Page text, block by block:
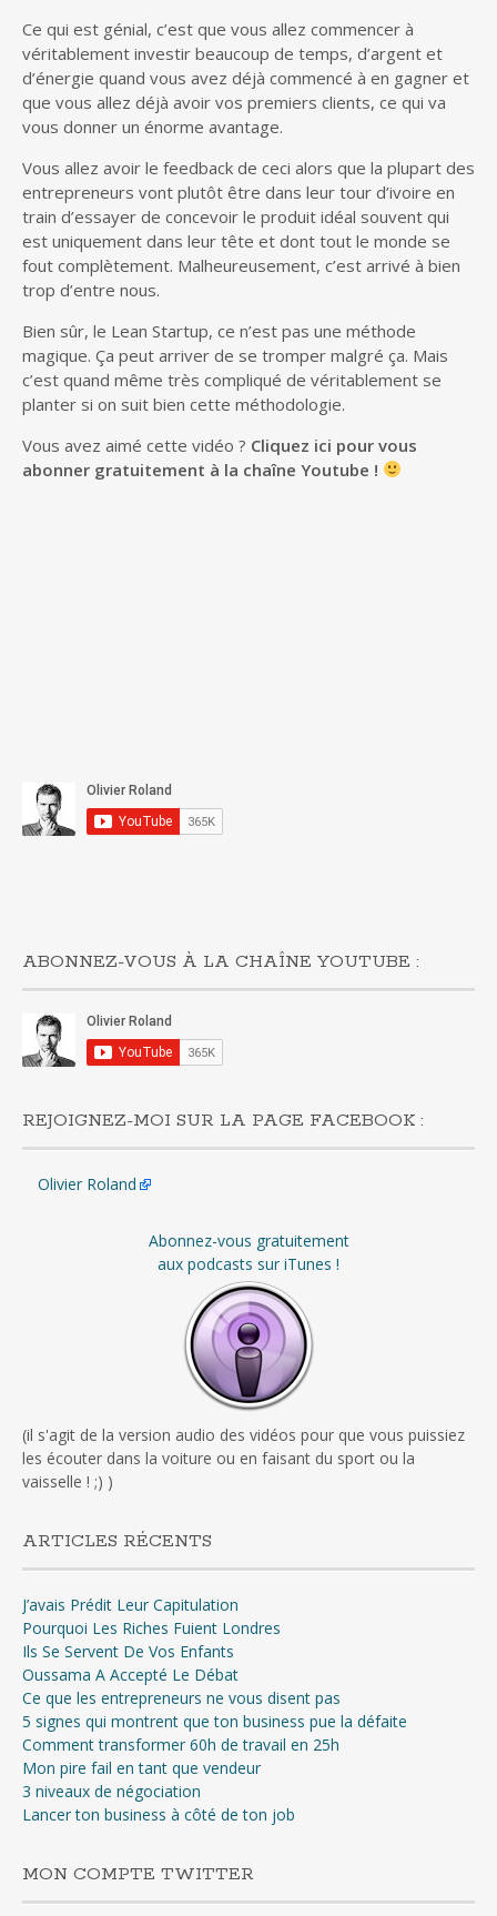
Ce qui est génial, c’est que vous allez commencer à
véritablement investir beaucoup de temps, d’argent et
d’énergie quand vous avez déjà commencé à en gagner et
que vous allez déjà avoir vos premiers clients, ce qui va
vous donner un énorme avantage.
Vous allez avoir le feedback de ceci alors que la plupart des
entrepreneurs vont plutôt être dans leur tour d’ivoire en
train d’essayer de concevoir le produit idéal souvent qui
est uniquement dans leur tête et dont tout le monde se
fout complètement. Malheureusement, c’est arrivé à bien
trop d’entre nous.
Bien sûr, le Lean Startup, ce n’est pas une méthode
magique. Ça peut arriver de se tromper malgré ça. Mais
c’est quand même très compliqué de véritablement se
planter si on suit bien cette méthodologie.
Vous avez aimé cette vidéo ? Cliquez ici pour vous
abonner gratuitement à la chaîne Youtube !
ABONNEZ-VOUS À LA CHAÎNE YOUTUBE :
REJOIGNEZ-MOI SUR LA PAGE FACEBOOK :
Olivier Roland
Abonnez-vous gratuitement
aux podcasts sur iTunes !
(il s'agit de la version audio des vidéos pour que vous puissiez
les écouter dans la voiture ou en faisant du sport ou la
vaisselle ! ;) )
ARTICLES RÉCENTS
J’avais Prédit Leur Capitulation
Pourquoi Les Riches Fuient Londres
Ils Se Servent De Vos Enfants
Oussama A Accepté Le Débat
Ce que les entrepreneurs ne vous disent pas
5 signes qui montrent que ton business pue la défaite
Comment transformer 60h de travail en 25h
Mon pire fail en tant que vendeur
3 niveaux de négociation
Lancer ton business à côté de ton job
MON COMPTE TWITTER